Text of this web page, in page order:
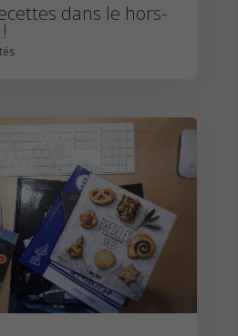
dans le hors-